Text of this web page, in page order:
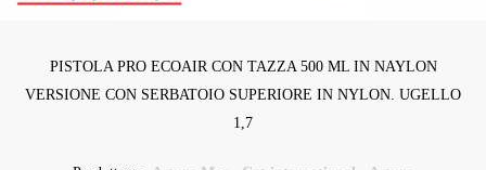
PISTOLA PRO ECOAIR CON TAZZA 500 ML IN NAYLON
VERSIONE CON SERBATOIO SUPERIORE IN NYLON. UGELLO
1,7